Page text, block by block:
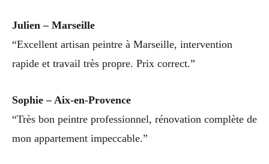
Julien – Marseille
“Excellent artisan peintre à Marseille, intervention
rapide et travail très propre. Prix correct.”
Sophie – Aix-en-Provence
“Très bon peintre professionnel, rénovation complète de
mon appartement impeccable.”